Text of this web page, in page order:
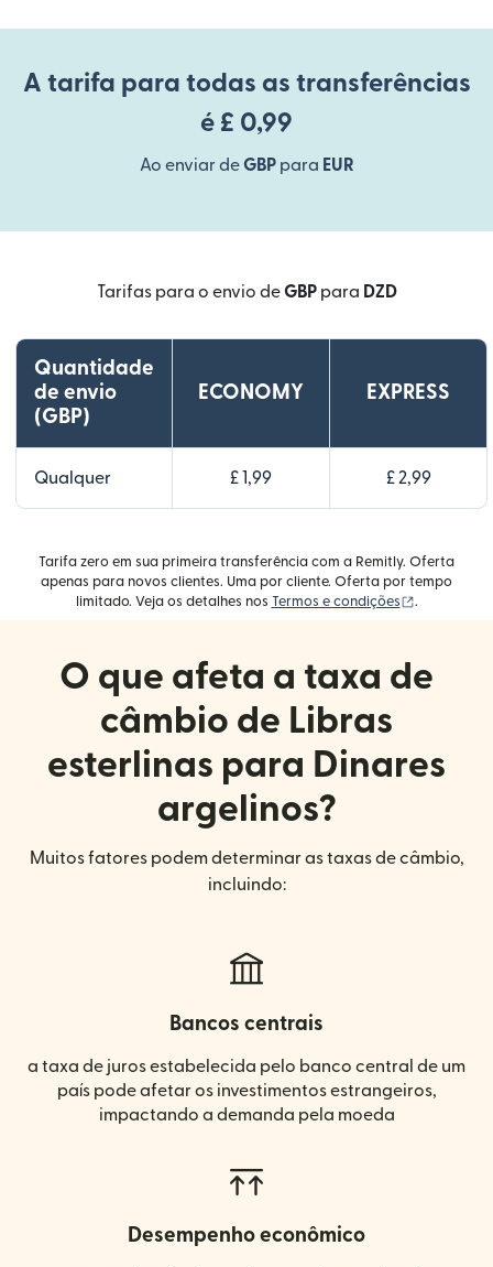
A tarifa para todas as transferências
é £ 0,99
Ao enviar deGBPpara EUR
Tarifas para o envio deGBPpara DZD
Quantidade
de envio
(GBP)
ECONOMY EXPRESS
Qualquer £ 1,99 £ 2,99
Tarifa zero em sua primeira transferência com a Remitly. Oferta
apenas para novos clientes. Uma por cliente. Oferta por tempo
limitado. Veja os detalhes nos Termos e condições (abre em
.
O que afeta a taxa de
câmbio de Libras
esterlinas para Dinares
argelinos?
Muitos fatores podem determinar as taxas de câmbio,
incluindo:
Bancos centrais
a taxa de juros estabelecida pelo banco central de um
país pode afetar os investimentos estrangeiros,
impactando a demanda pela moeda
Desempenho econômico